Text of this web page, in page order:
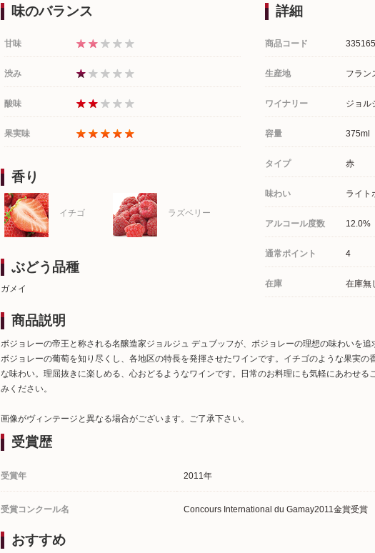
詳細
商品コード
生産地 フラン
ワイナリー ジョル
容量 375ml
タイプ 赤
味わい ライト
アルコール度数 12.0%
通常ポイント 4
在庫 在庫無
味のバランス
甘味
渋み
酸味
果実味
香り
イチゴ ラズベリー
ぶどう品種
ガメイ
商品説明
ボジョレーの帝王と称される名醸造家ジョルジュ デュブッフが、ボジョレーの理想の味わいを追
ボジョレーの葡萄を知り尽くし、各地区の特長を発揮させたワインです。イチゴのような果実の
な味わい。理屈抜きに楽しめる、心おどるようなワインです。日常のお料理にも気軽にあわせる
みください。
画像がヴィンテージと異なる場合がございます。ご了承下さい。
受賞歴
受賞年 2011年
受賞コンクール名 Concours International du Gamay2011金賞受賞
おすすめ